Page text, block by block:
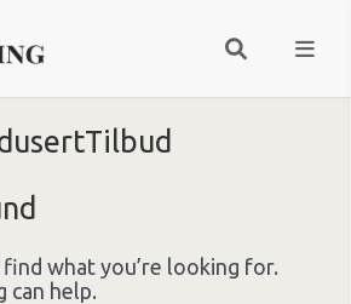
find what you’re looking for.
can help.